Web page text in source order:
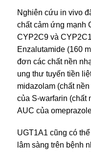
Nghiên cứu in vivo
chất cảm ứng mạnh
CYP2C9 và
Enzalutamide (160
đơn các chất nền
ung thư tuyến tiền
midazolam (chất
của S-warfarin (chất
AUC của
UGT1A1 cũng có
lâm sàng trên bệnh